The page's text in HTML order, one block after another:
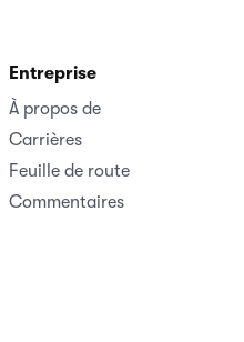
Entreprise
À propos de
Carrières
Feuille de route
Commentaires